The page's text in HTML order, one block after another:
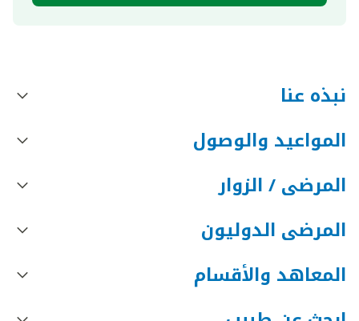
نبذه عنا
المواعيد والوصول
المرضى / الزوار
المرضى الدوليون
المعاهد والأقسام